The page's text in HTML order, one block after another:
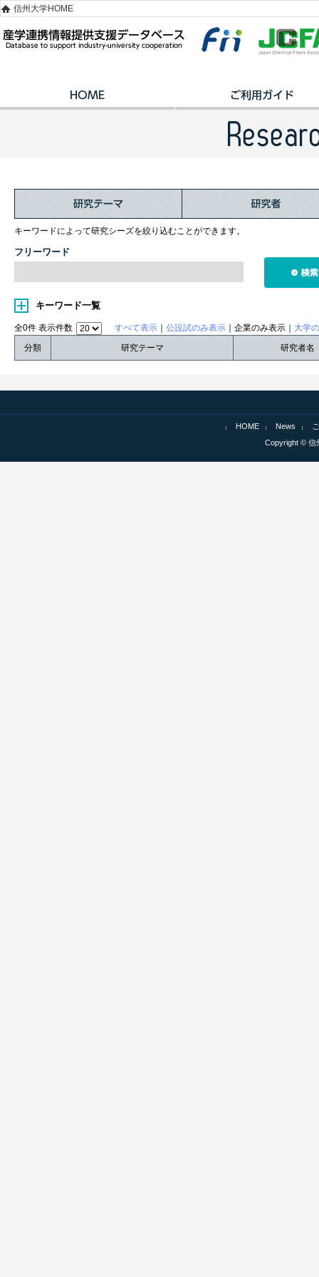
信州大学HOME
キーワードによって研究シーズを絞り込むことができます。
フリーワード
キーワード一覧
全0件 表示件数 すべて表示 公設試のみ表示 ｜企業のみ表示｜ 大学
分類
研究テーマ 研究者名
HOME News
Copyright © 信